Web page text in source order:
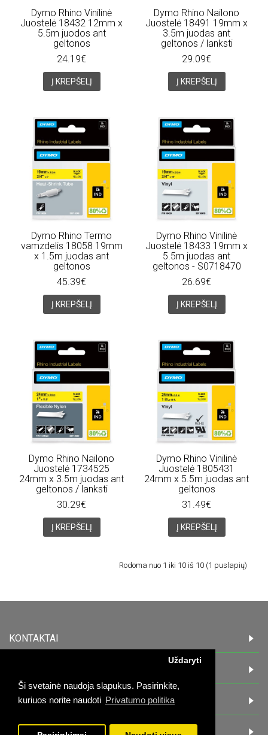
Ši svetainė naudoja slapukus. Pasirinkite,
kuriuos norite naudoti Privatumo politika
Uždaryti
Dymo Rhino Vinilinė
Juostelė 18432 12mm x
5.5m juodos ant
geltonos
24.19€
Į KREPŠELĮ
Dymo Rhino Nailono
Juostelė 18491 19mm x
3.5m juodas ant
geltonos / lanksti
29.09€
Į KREPŠELĮ
Dymo Rhino Termo
vamzdelis 18058 19mm
x 1.5m juodas ant
geltonos
45.39€
Į KREPŠELĮ
Dymo Rhino Vinilinė
Juostelė 18433 19mm x
5.5m juodas ant
geltonos - S0718470
26.69€
Į KREPŠELĮ
Dymo Rhino Nailono
Juostelė 1734525
24mm x 3.5m juodas ant
geltonos / lanksti
30.29€
Į KREPŠELĮ
Dymo Rhino Vinilinė
Juostelė 1805431
24mm x 5.5m juodas ant
geltonos
31.49€
Į KREPŠELĮ
Rodoma nuo 1 iki 10 iš 10 (1 puslapių)
KONTAKTAI
PIRKĖJAMS
DARBO LAIKAS: